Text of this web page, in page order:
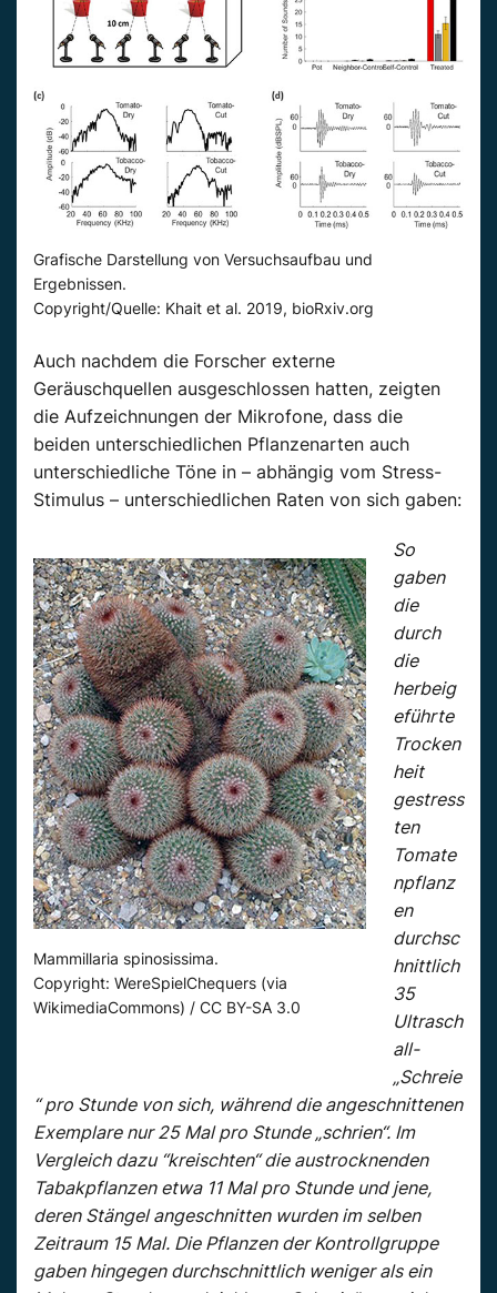
Grafische Darstellung von Versuchsaufbau und
Ergebnissen.
Copyright/Quelle: Khait et al. 2019, bioRxiv.org
Auch nachdem die Forscher externe
Geräuschquellen ausgeschlossen hatten, zeigten
die Aufzeichnungen der Mikrofone, dass die
beiden unterschiedlichen Pflanzenarten auch
unterschiedliche Töne in – abhängig vom Stress-
Stimulus – unterschiedlichen Raten von sich gaben:
Mammillaria spinosissima.
Copyright: WereSpielChequers (via
WikimediaCommons) / CC BY-SA 3.0
So
gaben
die
durch
die
herbeig
eführte
Trocken
heit
gestress
ten
Tomate
npflanz
en
durchsc
hnittlich
35
Ultrasch
all-
„Schreie
“ pro Stunde von sich, während die angeschnittenen
Exemplare nur 25 Mal pro Stunde „schrien“. Im
Vergleich dazu “kreischten“ die austrocknenden
Tabakpflanzen etwa 11 Mal pro Stunde und jene,
deren Stängel angeschnitten wurden im selben
Zeitraum 15 Mal. Die Pflanzen der Kontrollgruppe
gaben hingegen durchschnittlich weniger als ein